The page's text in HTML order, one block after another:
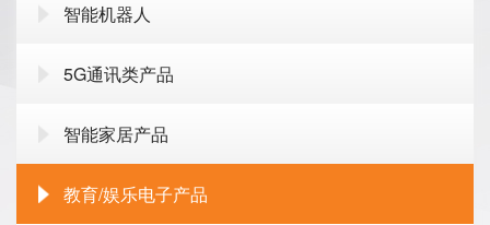
智能机器人
5G通讯类产品
智能家居产品
教育/娱乐电子产品